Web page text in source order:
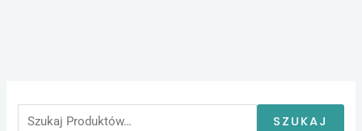
SZUKAJ